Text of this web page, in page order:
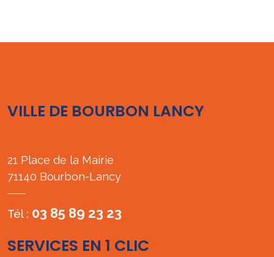
VILLE DE BOURBON LANCY
21 Place de la Mairie
71140 Bourbon-Lancy
Tél : 03 85 89 23 23
SERVICES EN 1 CLIC